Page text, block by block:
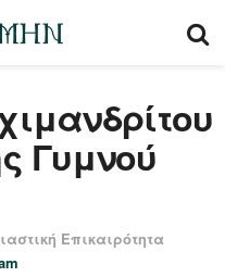
Γυμνού
Επικαιρότητα